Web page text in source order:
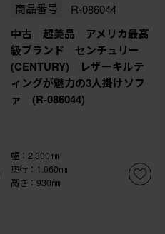
商品番号 R-086044
中古 超美品 アメリカ最高
級ブランド センチュリー
(CENTURY) レザーキルテ
ィングが魅力の3人掛けソフ
ァ (R-086044)
幅：2,300㎜
奥行：1,060㎜
高さ：930㎜